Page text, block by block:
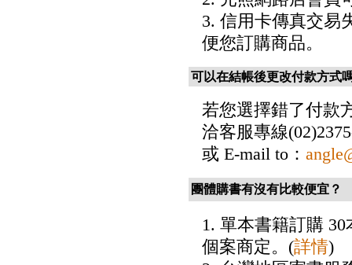
3. 信用卡傳真交易
便您訂購商品。
可以在結帳後更改付款方式
若您選擇錯了付款
洽客服專線
或 E-mail to：
團體購書有沒有比較便宜？
1. 單本書籍訂購
個案商定。(詳情)